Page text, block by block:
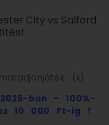
City vs Salford
(x)
ban – 100%-
10 000 Ft-ig !